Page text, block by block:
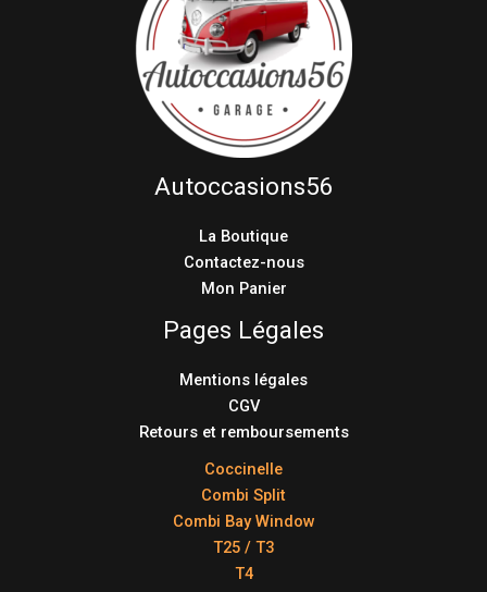
Autoccasions56
La Boutique
Contactez-nous
Mon Panier
Pages Légales
Mentions légales
CGV
Retours et remboursements
Coccinelle
Combi Split
Combi Bay Window
T25 / T3
T4